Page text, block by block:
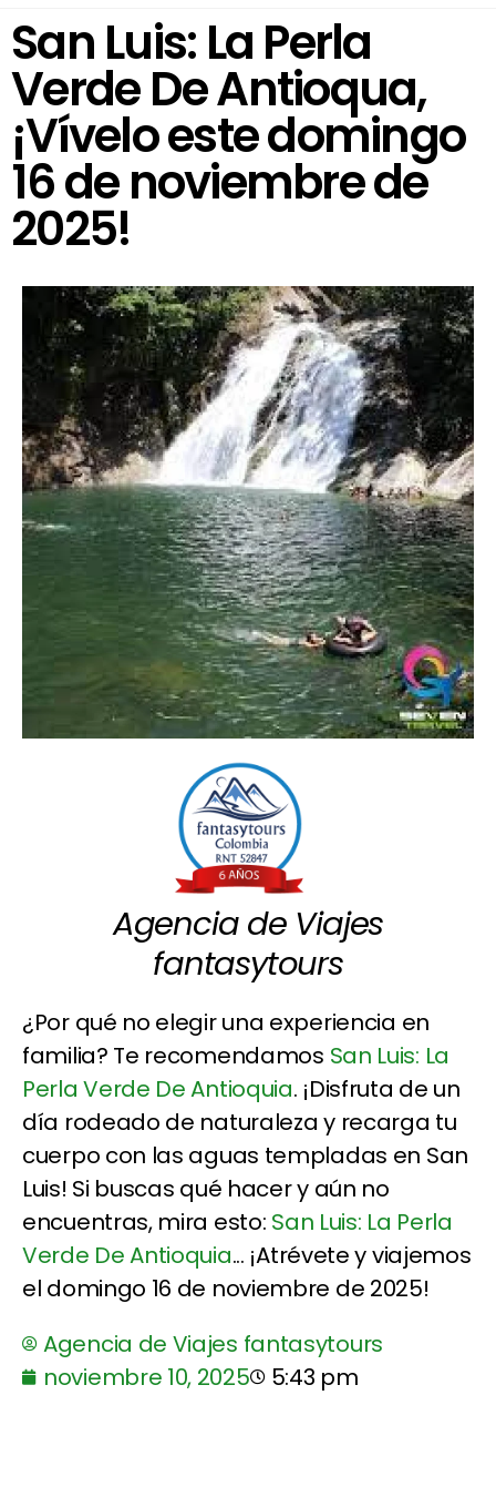
San Luis: La Perla
Verde De Antioqua,
¡Vívelo este domingo
16 de noviembre de
2025!
Agencia de Viajes
fantasytours
¿Por qué no elegir una experiencia en
familia? Te recomendamos San Luis: La
Perla Verde De Antioquia. ¡Disfruta de un
día rodeado de naturaleza y recarga tu
cuerpo con las aguas templadas en San
Luis! Si buscas qué hacer y aún no
encuentras, mira esto: San Luis: La Perla
Verde De Antioquia... ¡Atrévete y viajemos
el domingo 16 de noviembre de 2025!
Agencia de Viajes fantasytours
noviembre 10, 2025
5:43 pm